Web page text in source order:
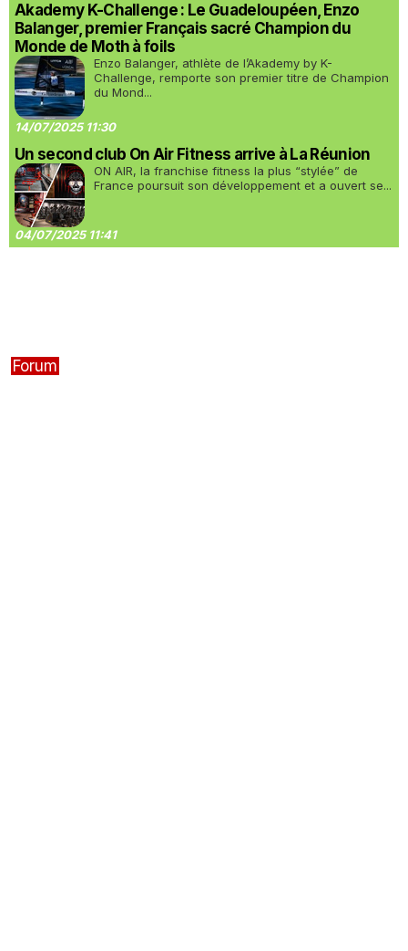
Akademy K-Challenge : Le Guadeloupéen, Enzo
Balanger, premier Français sacré Champion du
Monde de Moth à foils
Enzo Balanger, athlète de l’Akademy by K-
Challenge, remporte son premier titre de Champion
du Mond...
14/07/2025 11:30
Un second club On Air Fitness arrive à La Réunion
ON AIR, la franchise fitness la plus “stylée” de
France poursuit son développement et a ouvert se...
04/07/2025 11:41
Forum